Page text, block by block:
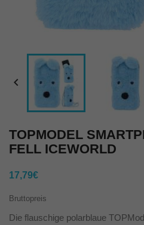

TOPMODEL
FELL ICEWORLD
17,79€
Bruttopreis
Die flauschige polarblaue